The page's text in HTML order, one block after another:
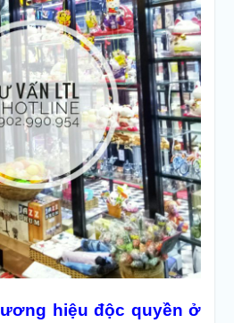
hiệu độc quyền ở